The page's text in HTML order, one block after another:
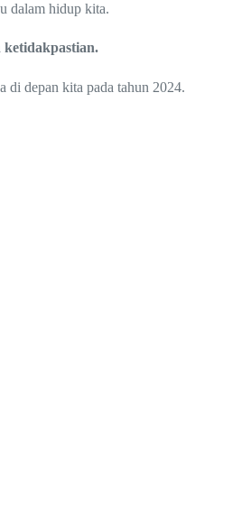
dalam hidup kita.
ketidakpastian.
di depan kita pada tahun 2024.